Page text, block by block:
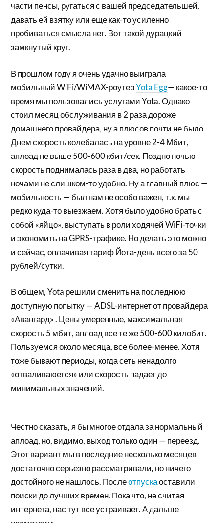
части пенсы, ругаться с вашей председательшей,
давать ей взятку или еще как-то усиленно
пробиваться смысла нет. Вот такой дурацкий
замкнутый круг.
В прошлом году я очень удачно выиграла
мобильный WiFi/WiMAX-роутерYota Egg— какое-то
время мы пользовались услугами Yota. Однако
стоил месяц обслуживания в 2 раза дороже
домашнего провайдера, ну а плюсов почти не было.
Днем скорость колебалась на уровне 2-4 Мбит,
аплоад не выше 500-600 кбит/сек. Поздно ночью
скорость поднималась раза в два, но работать
ночами не слишком-то удобно. Ну а главный плюс —
мобильность — был нам не особо важен, т.к. мы
редко куда-то выезжаем. Хотя было удобно брать с
собой «яйцо», выступать в роли ходячей WiFi-точки
и экономить на GPRS-трафике. Но делать это можно
и сейчас, оплачивая тариф Йота-день всего за 50
рублей/сутки.
В общем, Yota решили сменить на последнюю
доступную попытку — ADSL-интернет от провайдера
«Авангард» . Цены умеренные, максимальная
скорость 5 мбит, аплоад все те же 500-600 килобит.
Пользуемся около месяца, все более-менее. Хотя
тоже бывают периоды, когда сеть ненадолго
«отваливаюется» или скорость падает до
минимальных значений.
Честно сказать, я бы многое отдала за нормальный
аплоад, но, видимо, выход только один — переезд.
Этот вариант мы в последние несколько месяцев
достаточно серьезно рассматривали, но ничего
достойного не нашлось. Послеотпускаоставили
поиски до лучших времен. Пока что, не считая
интернета, нас тут все устраивает. А дальше